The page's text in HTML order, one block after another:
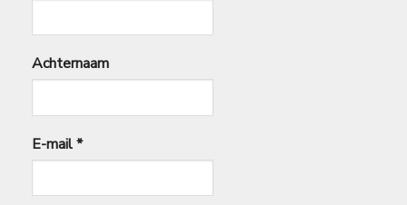
Achternaam
E-mail*